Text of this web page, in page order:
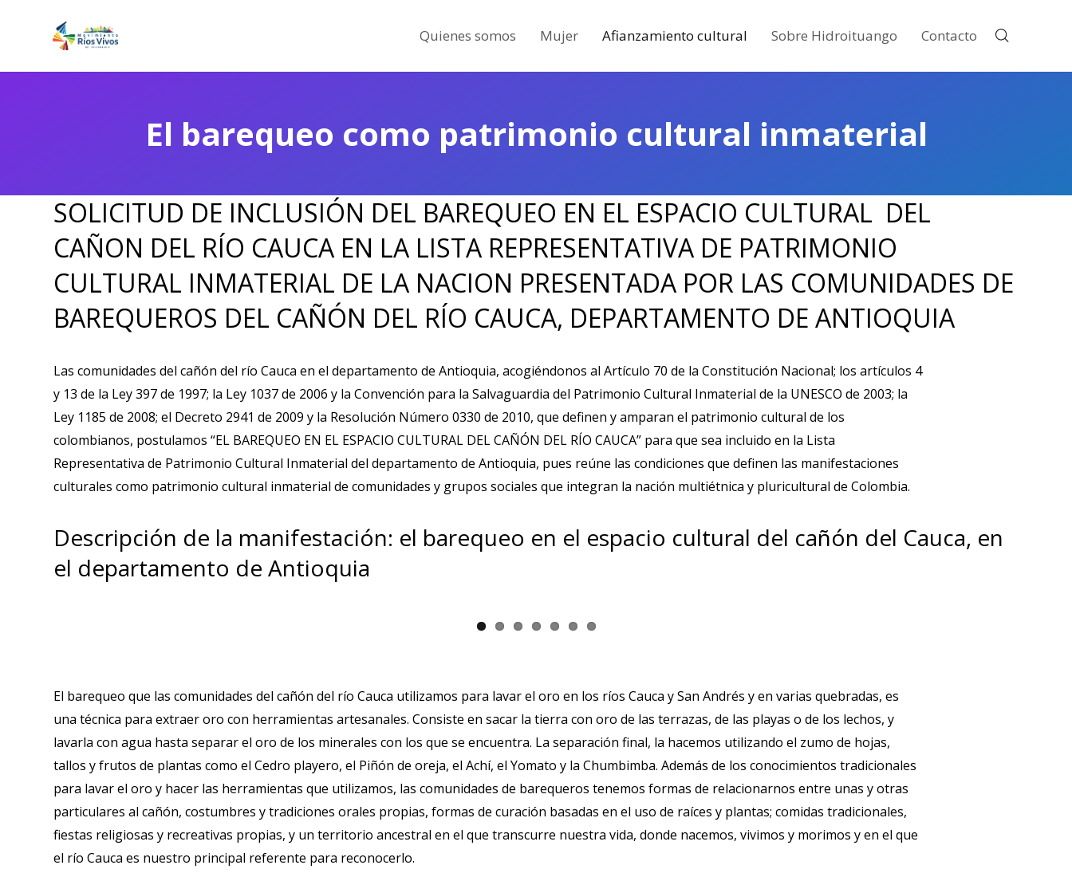
Quienes somos Mujer Afianzamiento cultural Sobre Hidroituango Contacto
El barequeo como patrimonio cultural inmaterial
SOLICITUD DE INCLUSIÓN DEL BAREQUEO EN EL ESPACIO CULTURAL DEL
CAÑON DEL RÍO CAUCA EN LA LISTA REPRESENTATIVA DE PATRIMONIO
CULTURAL INMATERIAL DE LA NACION PRESENTADA POR LAS COMUNIDADES DE
BAREQUEROS DEL CAÑÓN DEL RÍO CAUCA, DEPARTAMENTO DE ANTIOQUIA
Las comunidades del cañón del río Cauca en el departamento de Antioquia, acogiéndonos al Artículo 70 de la Constitución Nacional; los artículos 4
y 13 de la Ley 397 de 1997; la Ley 1037 de 2006 y la Convención para la Salvaguardia del Patrimonio Cultural Inmaterial de la UNESCO de 2003; la
Ley 1185 de 2008; el Decreto 2941 de 2009 y la Resolución Número 0330 de 2010, que definen y amparan el patrimonio cultural de los
colombianos, postulamos “EL BAREQUEO EN EL ESPACIO CULTURAL DEL CAÑÓN DEL RÍO CAUCA” para que sea incluido en la Lista
Representativa de Patrimonio Cultural Inmaterial del departamento de Antioquia, pues reúne las condiciones que definen las manifestaciones
culturales como patrimonio cultural inmaterial de comunidades y grupos sociales que integran la nación multiétnica y pluricultural de Colombia.
Descripción de la manifestación: el barequeo en el espacio cultural del cañón del Cauca, en
el departamento de Antioquia
El barequeo que las comunidades del cañón del río Cauca utilizamos para lavar el oro en los ríos Cauca y San Andrés y en varias quebradas, es
una técnica para extraer oro con herramientas artesanales. Consiste en sacar la tierra con oro de las terrazas, de las playas o de los lechos, y
lavarla con agua hasta separar el oro de los minerales con los que se encuentra. La separación final, la hacemos utilizando el zumo de hojas,
tallos y frutos de plantas como el Cedro playero, el Piñón de oreja, el Achí, el Yomato y la Chumbimba. Además de los conocimientos tradicionales
para lavar el oro y hacer las herramientas que utilizamos, las comunidades de barequeros tenemos formas de relacionarnos entre unas y otras
particulares al cañón, costumbres y tradiciones orales propias, formas de curación basadas en el uso de raíces y plantas; comidas tradicionales,
fiestas religiosas y recreativas propias, y un territorio ancestral en el que transcurre nuestra vida, donde nacemos, vivimos y morimos y en el que
el río Cauca es nuestro principal referente para reconocerlo.